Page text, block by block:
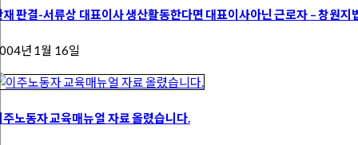
재 판결-서류상 대표이사 생산활동한다면 대표이사아닌 근로자 – 창원지
년 1월 16일
주노동자 교육매뉴얼 자료 올렸습니다.